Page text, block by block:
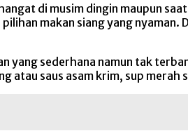
di musim dingin maupun
makan siang yang
yang sederhana namun tak
atau saus asam krim, sup merah